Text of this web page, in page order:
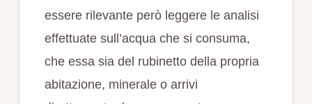
essere rilevante però leggere le analisi
effettuate sull’acqua che si consuma,
che essa sia del rubinetto della propria
abitazione, minerale o arrivi